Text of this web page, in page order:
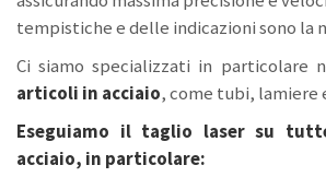
tempistiche e delle indicazioni sono la
Ci siamo specializzati in particolare
articoli in acciaio, come tubi, lamiere
Eseguiamo il taglio laser su
acciaio, in particolare: